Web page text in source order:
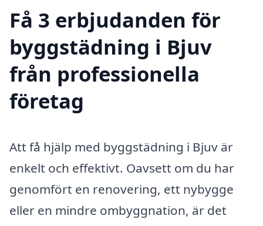
Få 3 erbjudanden för
byggstädning i Bjuv
från professionella
företag
Att få hjälp med byggstädning i Bjuv är
enkelt och effektivt. Oavsett om du har
genomfört en renovering, ett nybygge
eller en mindre ombyggnation, är det